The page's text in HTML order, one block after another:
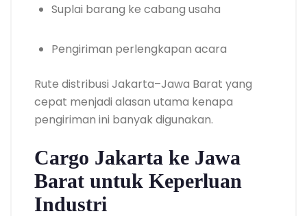
Suplai barang ke cabang usaha
Pengiriman perlengkapan acara
Rute distribusi Jakarta–Jawa Barat yang
cepat menjadi alasan utama kenapa
pengiriman ini banyak digunakan.
Cargo Jakarta ke Jawa
Barat untuk Keperluan
Industri